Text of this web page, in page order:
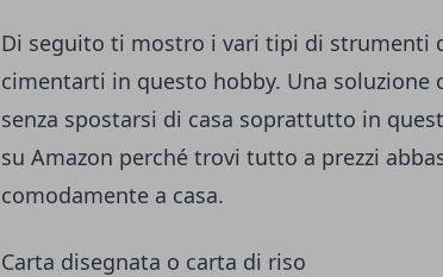
Di seguito ti mostro i vari tipi di strumenti
cimentarti in questo hobby. Una
senza spostarsi di casa soprattutto in
su Amazon perché trovi tutto a prezzi
comodamente a casa.
Carta disegnata o carta di riso